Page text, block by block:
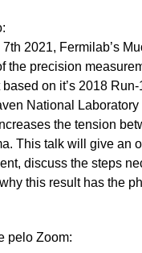
2021, Fermilab’s
the precision
based on it’s 2018
National
the tension
This talk will give an
discuss the steps
this result has the
pelo Zoom: